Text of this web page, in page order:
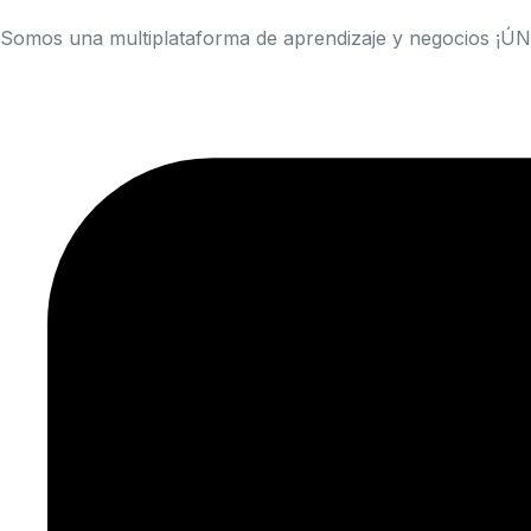
Somos una multiplataforma de aprendizaje y negocios